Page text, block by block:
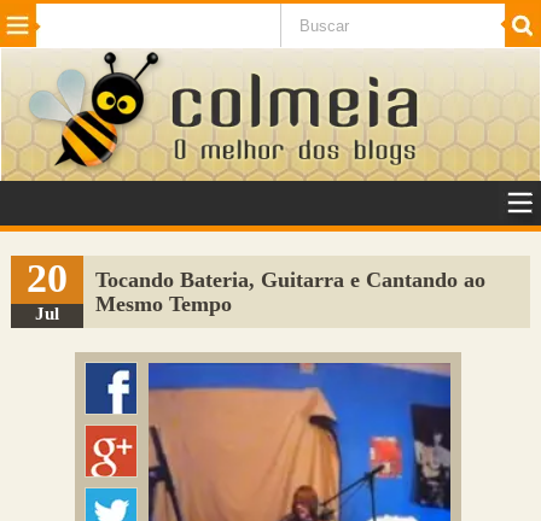
Beleza Cinema e TV
Internet Jogos NotÃ­cias SaÃºde
VeÃ­culos Adulto
Sugerir Link
Adicionar Blog
Colmeia Exchange
20
Jul
Tocando Bateria, Guitarra e Cantando ao
Mesmo Tempo